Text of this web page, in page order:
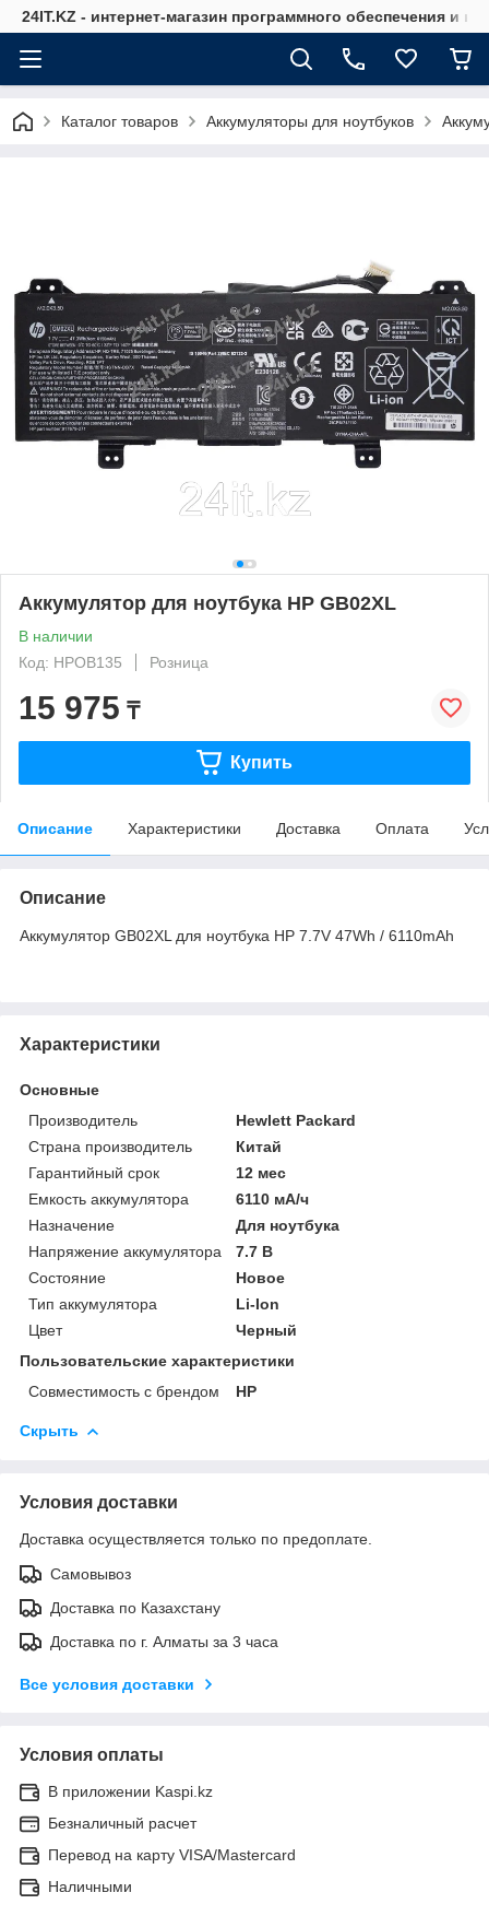
24IT.KZ - интернет-магазин программного обеспечения и
Каталог товаров Аккумуляторы для ноутбуков
Аккумулятор для ноутбука HP GB02XL
В наличии
Код: HPOB135
Розница
15 975 ₸
Купить
Описание Характеристики Доставка Оплата
Описание
Аккумулятор GB02XL для ноутбука HP 7.7V 47Wh / 6110mAh
Характеристики
Основные
Производитель
Hewlett Packard
Страна производитель
Китай
Гарантийный срок
12 мес
Емкость аккумулятора
6110 мА/ч
Назначение
Для ноутбука
Напряжение аккумулятора
7.7 В
Состояние
Новое
Тип аккумулятора
Li-Ion
Цвет
Черный
Пользовательские характеристики
Совместимость с брендом
HP
Скрыть
Условия доставки
Доставка осуществляется только по предоплате.
Самовывоз
Доставка по Казахстану
Доставка по г. Алматы за 3 часа
Все условия доставки
Условия оплаты
В приложении Kaspi.kz
Безналичный расчет
Перевод на карту VISA/Mastercard
Наличными